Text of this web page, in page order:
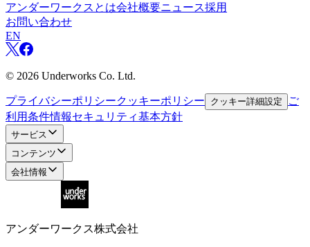
アンダーワークスとは会社概要ニュース採用
お問い合わせ
EN
© 2026 Underworks Co. Ltd.
プライバシーポリシークッキーポリシー クッキー詳細設定
ご
利用条件情報セキュリティ基本方針
サービス
コンテンツ
会社情報
アンダーワークス株式会社